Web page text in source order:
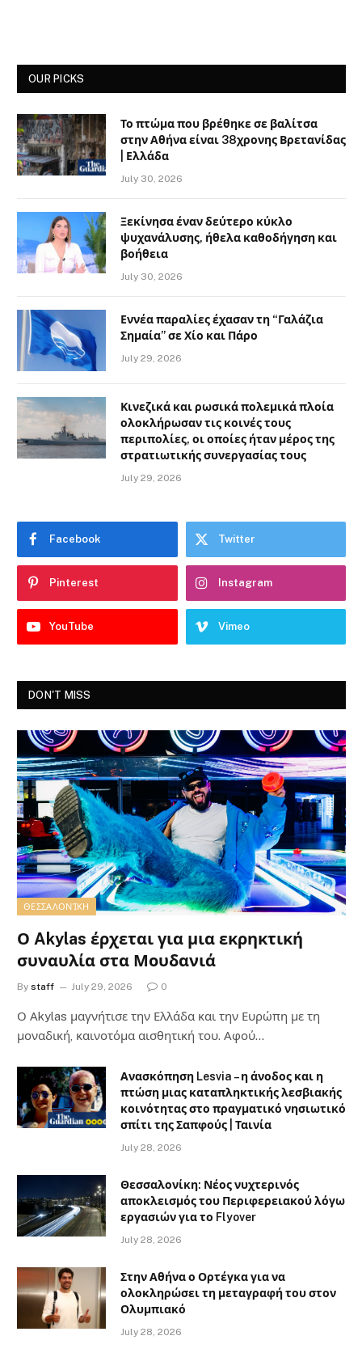
OUR PICKS
Το πτώμα που βρέθηκε σε βαλίτσα
στην Αθήνα είναι 38χρονης Βρετανίδας
| Ελλάδα
July 30, 2026
Ξεκίνησα έναν δεύτερο κύκλο
ψυχανάλυσης, ήθελα καθοδήγηση και
βοήθεια
July 30, 2026
Εννέα παραλίες έχασαν τη “Γαλάζια
Σημαία” σε Χίο και Πάρο
July 29, 2026
Κινεζικά και ρωσικά πολεμικά πλοία
ολοκλήρωσαν τις κοινές τους
περιπολίες, οι οποίες ήταν μέρος της
στρατιωτικής συνεργασίας τους
July 29, 2026
Facebook Twitter
Pinterest Instagram
YouTube Vimeo
DON'T MISS
ΘΕΣΣΑΛΟΝΊΚΗ
Ο Akylas έρχεται για μια εκρηκτική
συναυλία στα Μουδανιά
By staff July 29, 2026 0
Ο Αkylas μαγνήτισε την Ελλάδα και την Ευρώπη με τη
μοναδική, καινοτόμα αισθητική του. Αφού…
Ανασκόπηση Lesvia – η άνοδος και η
πτώση μιας καταπληκτικής λεσβιακής
κοινότητας στο πραγματικό νησιωτικό
σπίτι της Σαπφούς | Ταινία
July 28, 2026
Θεσσαλονίκη: Νέος νυχτερινός
αποκλεισμός του Περιφερειακού λόγω
εργασιών για το Flyover
July 28, 2026
Στην Αθήνα ο Ορτέγκα για να
ολοκληρώσει τη μεταγραφή του στον
Ολυμπιακό
July 28, 2026